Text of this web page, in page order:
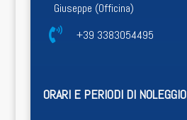
Giuseppe (Officina)
 +39 3383054495
ORARI E PERIODI DI NOLEGGIO